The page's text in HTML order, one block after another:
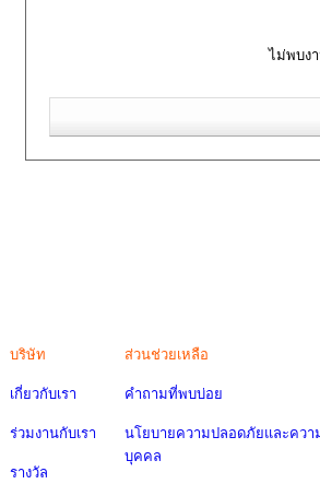
ไม่พบง
บริษัท
เกี่ยวกับเรา
ร่วมงานกับเรา
รางวัล
ส่วนช่วยเหลือ
คำถามที่พบบ่อย
นโยบายความปลอดภัยและควา
บุคคล